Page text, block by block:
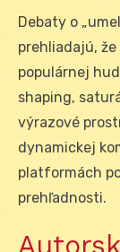
Debaty o
prehliadajú,
populárnej
shaping,
výrazové
dynamickej
platformách
prehľadnosti.